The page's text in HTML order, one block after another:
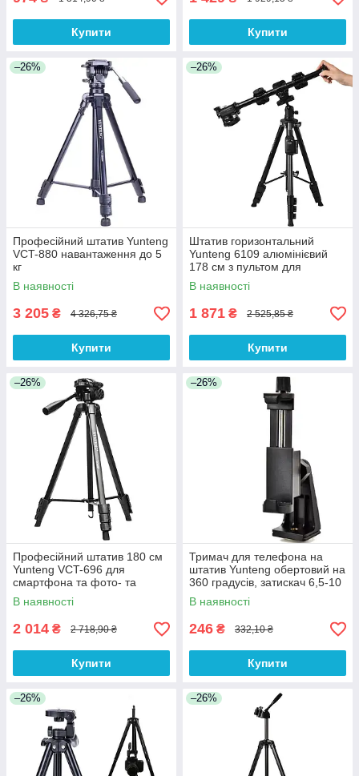
Купити Купити
–26%
Професійний штатив Yunteng
VCT-880 навантаження до 5
кг
В наявності
3 205 ₴ 4 326,75 ₴
Купити
–26%
Штатив горизонтальний
Yunteng 6109 алюмінієвий
178 см з пультом для
телефона
В наявності
1 871 ₴ 2 525,85 ₴
Купити
–26%
Професійний штатив 180 см
Yunteng VCT-696 для
смартфона та фото- та
відеокамер
В наявності
2 014 ₴ 2 718,90 ₴
Купити
–26%
Тримач для телефона на
штатив Yunteng обертовий на
360 градусів, затискач 6,5-10
см
В наявності
246 ₴ 332,10 ₴
Купити
–26% –26%